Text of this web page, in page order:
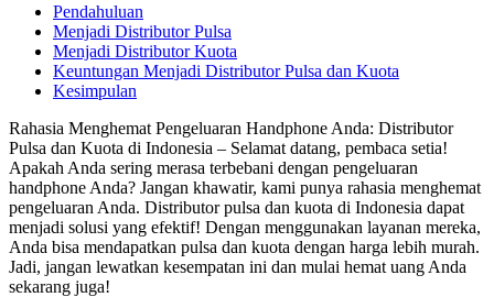
Pendahuluan
Menjadi Distributor Pulsa
Menjadi Distributor Kuota
Keuntungan Menjadi Distributor Pulsa dan Kuota
Kesimpulan
Rahasia Menghemat Pengeluaran Handphone Anda: Distributor
Pulsa dan Kuota di Indonesia – Selamat datang, pembaca setia!
Apakah Anda sering merasa terbebani dengan pengeluaran
handphone Anda? Jangan khawatir, kami punya rahasia menghemat
pengeluaran Anda. Distributor pulsa dan kuota di Indonesia dapat
menjadi solusi yang efektif! Dengan menggunakan layanan mereka,
Anda bisa mendapatkan pulsa dan kuota dengan harga lebih murah.
Jadi, jangan lewatkan kesempatan ini dan mulai hemat uang Anda
sekarang juga!